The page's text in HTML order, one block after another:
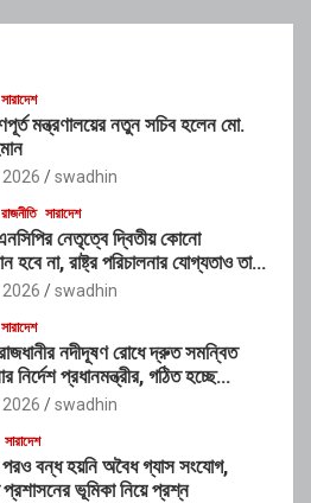
সারাদেশ
মন্ত্রণালয়ের নতুন সচিব হলেন মো.
swadhin
রাজনীতি সারাদেশ
নেতৃত্বে দ্বিতীয় কোনো
না, রাষ্ট্র পরিচালনার যোগ্যতাও তাদের
খাঁনেরswadhin
সারাদেশ
নদীদূষণ রোধে দ্রুত সমন্বিত
নির্দেশ প্রধানমন্ত্রীর, গঠিত হচ্ছে
সমন্বয় কমিটি
swadhin
সারাদেশ
বন্ধ হয়নি অবৈধ গ্যাস সংযোগ,
ভূমিকা নিয়ে প্রশ্ন